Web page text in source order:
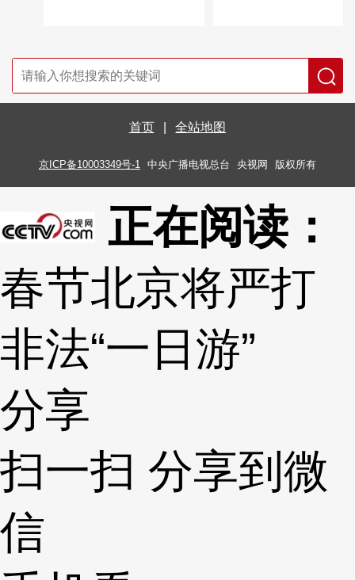
首页 全站地图
京ICP备10003349号-1 中央广播电视总台 央视网 版权所有
正在阅读：
春节北京将严打
非法“一日游”
分享
扫一扫 分享到微
信